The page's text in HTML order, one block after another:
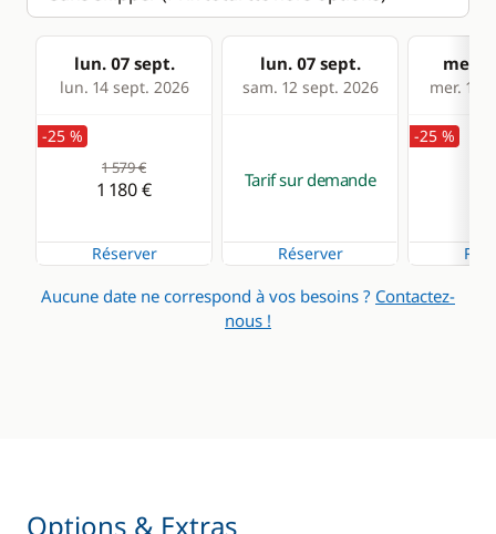
lun. 07 sept.
lun. 14 sept. 2026
lun. 07 sept.
sam. 12 sept. 2026
mer.
mer. 16
-25 %
1 579 €
1 180 €
Réserver
Tarif sur demande
Réserver
-25 %
Aucune date ne correspond à vos besoins ? Contactez-
nous !
Options & Extras